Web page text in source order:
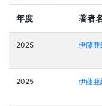
年度 著者
2025 伊藤亜
2025 伊藤亜